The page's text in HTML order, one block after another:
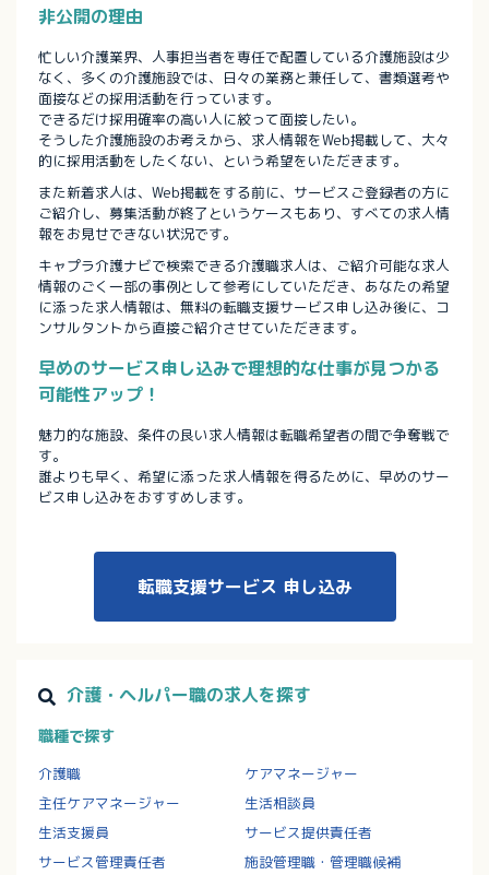
非公開の理由
忙しい介護業界、人事担当者を専任で配置している介護施設は少
なく、多くの介護施設では、日々の業務と兼任して、書類選考や
面接などの採用活動を行っています。
できるだけ採用確率の高い人に絞って面接したい。
そうした介護施設のお考えから、求人情報をWeb掲載して、大々
的に採用活動をしたくない、という希望をいただきます。
また新着求人は、Web掲載をする前に、サービスご登録者の方に
ご紹介し、募集活動が終了というケースもあり、すべての求人情
報をお見せできない状況です。
キャプラ介護ナビで検索できる介護職求人は、ご紹介可能な求人
情報のごく一部の事例として参考にしていただき、あなたの希望
に添った求人情報は、無料の転職支援サービス申し込み後に、コ
ンサルタントから直接ご紹介させていただきます。
早めのサービス申し込みで理想的な仕事が見つかる
可能性アップ！
魅力的な施設、条件の良い求人情報は転職希望者の間で争奪戦で
す。
誰よりも早く、希望に添った求人情報を得るために、早めのサー
ビス申し込みをおすすめします。
転職支援サービス 申し込み
介護・ヘルパー職の求人を探す
職種で探す
介護職
ケアマネージャー
主任ケアマネージャー
生活相談員
生活支援員
サービス提供責任者
サービス管理責任者
施設管理職・管理職候補